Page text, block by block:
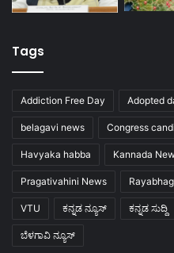
Tags
Addiction Free Day Adopted
belagavi news Congress
Havyaka habba Kannada
Pragativahini News
VTU ಕನ್ನಡ ನ್ಯೂಸ್ ಕನ್ನಡ ಸುದ್ದಿ
ಬೆಳಗಾವಿ ನ್ಯೂಸ್